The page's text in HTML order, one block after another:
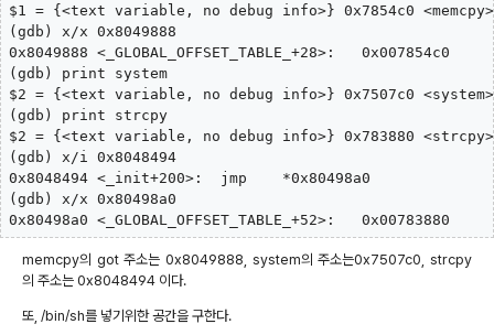
$1 = {<text variable, no debug info>} 0x7854c0 <memcpy>
(gdb) x/x 0x8049888
0x8049888 <_GLOBAL_OFFSET_TABLE_+28>:   0x007854c0
(gdb) print system
$2 = {<text variable, no debug info>} 0x7507c0 <system>
(gdb) print strcpy
$2 = {<text variable, no debug info>} 0x783880 <strcpy>
(gdb) x/i 0x8048494
0x8048494 <_init+200>:  jmp    *0x80498a0
(gdb) x/x 0x80498a0
0x80498a0 <_GLOBAL_OFFSET_TABLE_+52>:   0x00783880
memcpy의 got 주소는 0x8049888, system의 주소는0x7507c0, strcpy
의 주소는 0x8048494 이다.
또, /bin/sh를 넣기위한 공간을 구한다.